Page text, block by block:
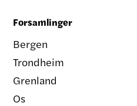
Forsamlinger
Bergen
Trondheim
Grenland
Os